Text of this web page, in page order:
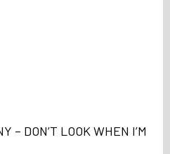
– DON’T LOOK WHEN I’M